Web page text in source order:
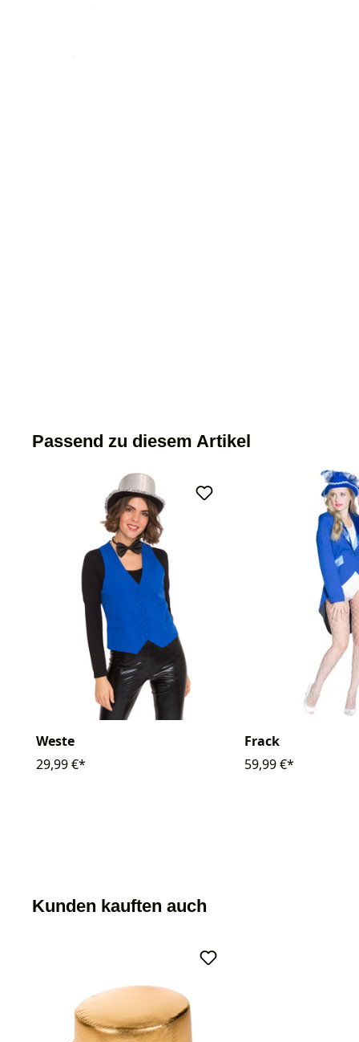
Passend zu diesem Artikel
Weste
29,99 €*
Frack
59,99 €*
Kunden kauften auch